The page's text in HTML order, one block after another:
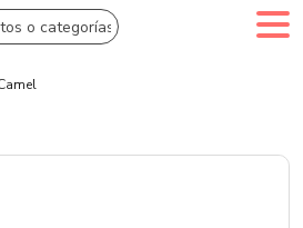
tu cuenta